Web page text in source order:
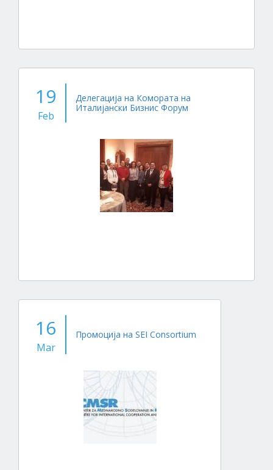
19
Feb
Делегација на Комората на
Италијански Бизнис Форум
16
Mar
Промоција на SEI Consortium